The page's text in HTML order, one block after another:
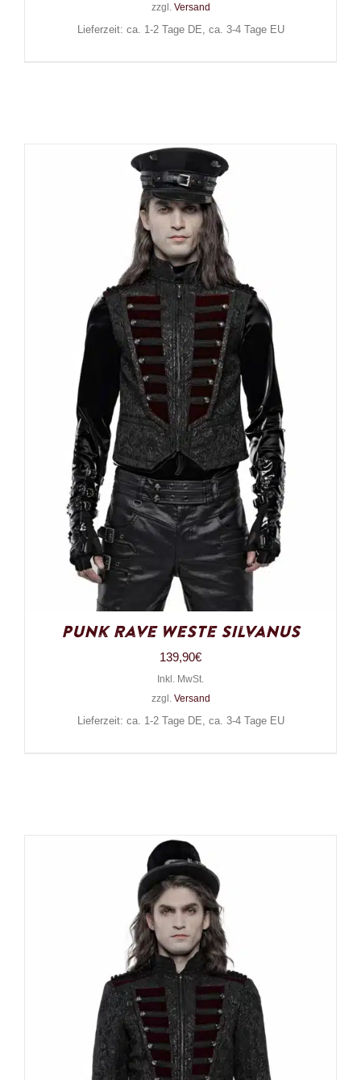
zzgl. Versand
Lieferzeit: ca. 1-2 Tage DE, ca. 3-4 Tage EU
Punk Rave Weste Silvanus
139,90€
Inkl. MwSt.
zzgl. Versand
Lieferzeit: ca. 1-2 Tage DE, ca. 3-4 Tage EU